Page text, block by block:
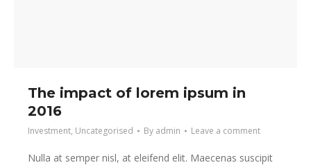
The impact of lorem ipsum in
2016
Investment, Uncategorised By admin Leave a comment
Nulla at semper nisl, at eleifend elit. Maecenas suscipit